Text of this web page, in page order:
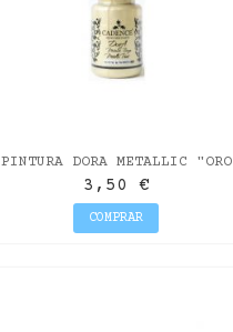
PINTURA DORA METALLIC "ORO
BLANCO" 50ML
3,50 €
COMPRAR